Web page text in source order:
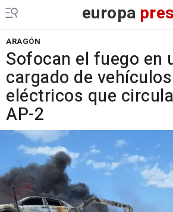
europa
ARAGÓN
Sofocan el fuego en
cargado de
eléctricos que
AP-2